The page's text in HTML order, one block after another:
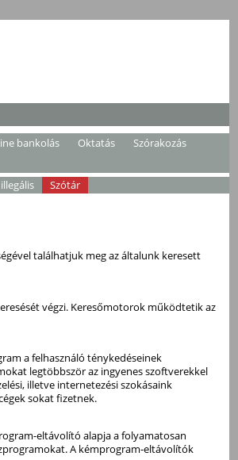
bankolás Oktatás
Szórakozás
Szótár
találhatjuk meg az általunk keresett
végzi. Keresőmotorok működtetik az
a felhasználó ténykedéseinek
legtöbbször az ingyenes szoftverekkel
illetve internetezési szokásaink
sokat fizetnek.
eltávolító alapja a folyamatosan
A kémprogram-eltávolítók